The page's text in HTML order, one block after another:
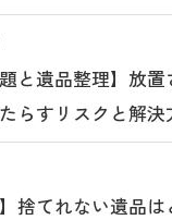
題と遺品整理】放
らすリスクと解決
】捨てれない遺品